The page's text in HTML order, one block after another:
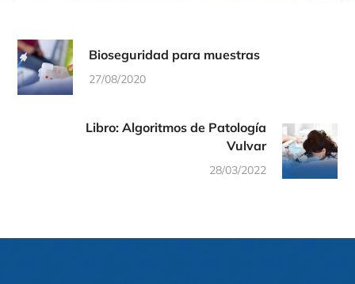
Bioseguridad para muestras
27/08/2020
Libro: Algoritmos de Patología
Vulvar
28/03/2022